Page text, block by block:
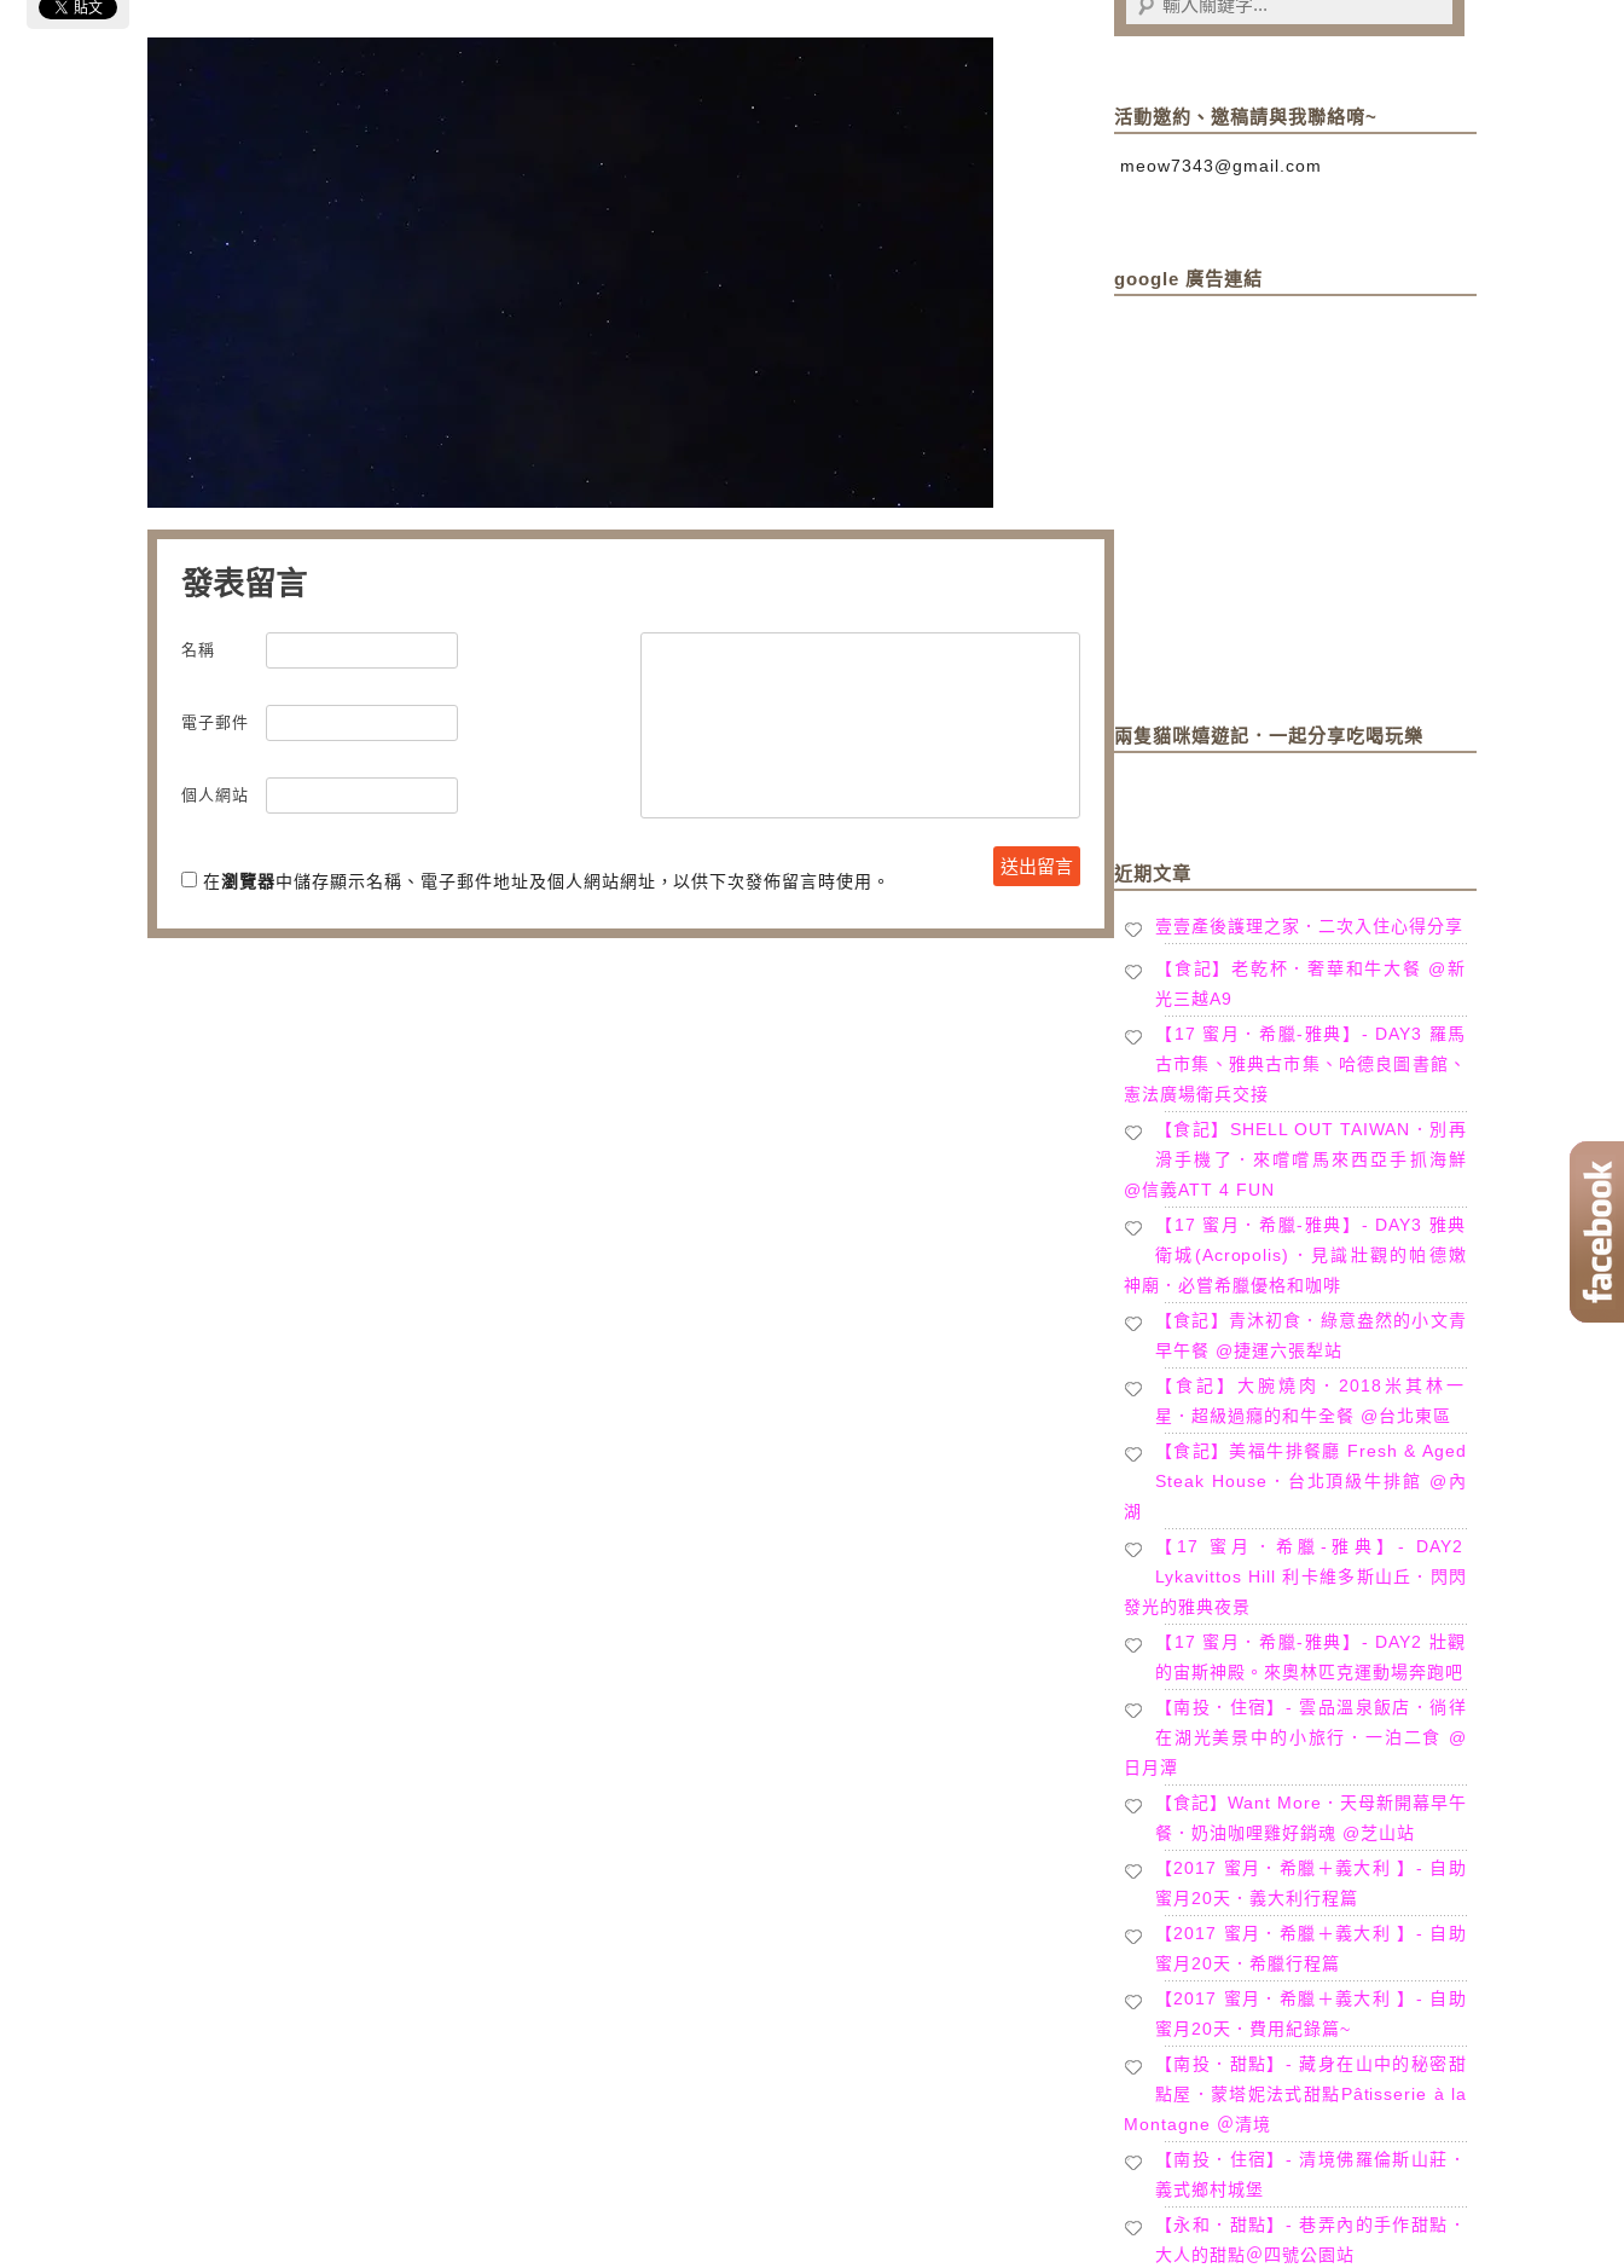
發表留言
名稱
電子郵件
個人網站
在瀏覽器中儲存顯示名稱、電子郵件地址及個人網站網址，以供下次發佈留言時使用。
活動邀約、邀稿請與我聯絡唷~
meow7343@gmail.com
google 廣告連結
兩隻貓咪嬉遊記．一起分享吃喝玩樂
近期文章
壹壹產後護理之家．二次入住心得分享
【食記】老乾杯．奢華和牛大餐 @新
光三越A9
【17 蜜月．希臘-雅典】- DAY3 羅馬
古市集、雅典古市集、哈德良圖書館、
憲法廣場衛兵交接
【食記】SHELL OUT TAIWAN．別再
滑手機了．來嚐嚐馬來西亞手抓海鮮
@信義ATT 4 FUN
【17 蜜月．希臘-雅典】- DAY3 雅典
衛城(Acropolis)．見識壯觀的帕德嫩
神廟．必嘗希臘優格和咖啡
【食記】青沐初食．綠意盎然的小文青
早午餐 @捷運六張犁站
【食記】大腕燒肉．2018米其林一
星．超級過癮的和牛全餐 @台北東區
【食記】美福牛排餐廳 Fresh & Aged
Steak House．台北頂級牛排館 @內
湖
【17 蜜月．希臘-雅典】- DAY2
Lykavittos Hill 利卡維多斯山丘．閃閃
發光的雅典夜景
【17 蜜月．希臘-雅典】- DAY2 壯觀
的宙斯神殿。來奧林匹克運動場奔跑吧
【南投．住宿】- 雲品溫泉飯店．徜徉
在湖光美景中的小旅行．一泊二食 @
日月潭
【食記】Want More．天母新開幕早午
餐．奶油咖哩雞好銷魂 @芝山站
【2017 蜜月．希臘＋義大利 】- 自助
蜜月20天．義大利行程篇
【2017 蜜月．希臘＋義大利 】- 自助
蜜月20天．希臘行程篇
【2017 蜜月．希臘＋義大利 】- 自助
蜜月20天．費用紀錄篇~
【南投．甜點】- 藏身在山中的秘密甜
點屋．蒙塔妮法式甜點Pâtisserie à la
Montagne ＠清境
【南投．住宿】- 清境佛羅倫斯山莊．
義式鄉村城堡
【永和．甜點】- 巷弄內的手作甜點．
大人的甜點＠四號公園站